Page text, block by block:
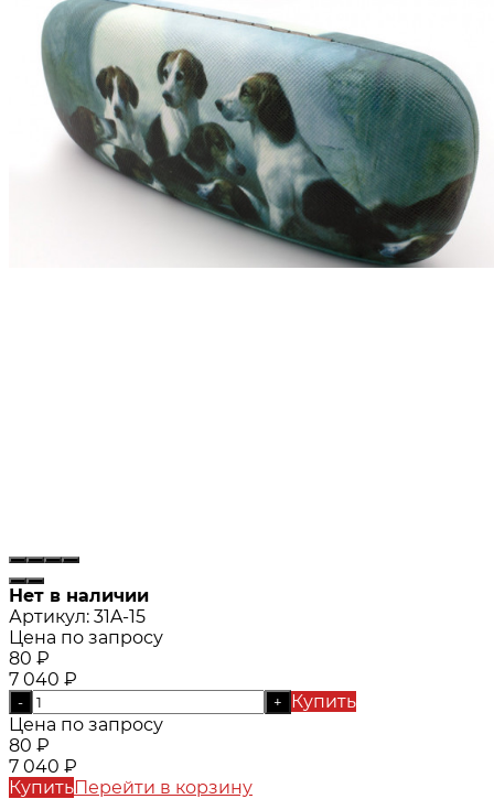
Нет в наличии
Артикул: 31A-15
Цена по запросу
80 ₽
7 040 ₽
- +
Купить
Цена по запросу
80 ₽
7 040 ₽
КупитьПерейти в корзину